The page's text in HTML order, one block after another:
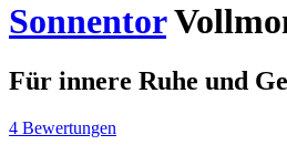
Sonnentor
Für innere Ruhe und
4 Bewertungen